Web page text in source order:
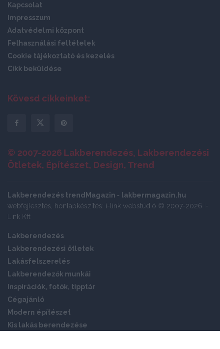
Kapcsolat
Impresszum
Adatvédelmi központ
Felhasználási feltételek
Cookie tájékoztató és kezelés
Cikk beküldése
Kövesd cikkeinket:
© 2007-2026 Lakberendezés, Lakberendezési
Ötletek, Építészet, Design, Trend
Lakberendezés trendMagazin - lakbermagazin.hu
webfejlesztés, honlapkészítés: i-link webstúdió © 2007-2026 I-
Link Kft
Lakberendezés
Lakberendezési ötletek
Lakásfelszerelés
Lakberendezők munkái
Inspirációk, fotók, tipptár
Cégajánló
Modern építészet
Kis lakás berendezése